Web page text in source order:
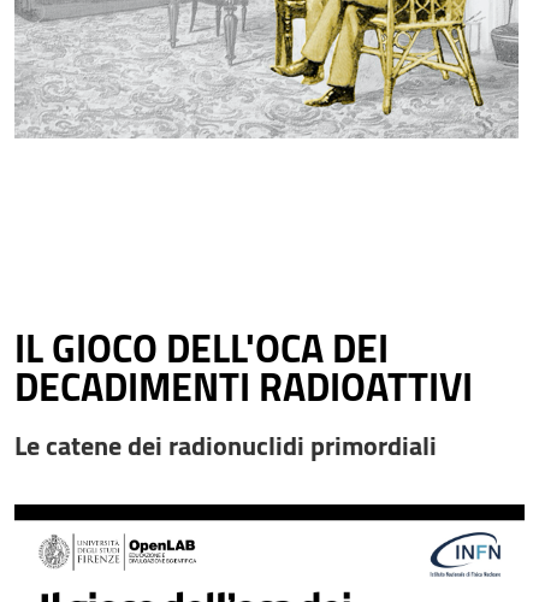
IL GIOCO DELL'OCA DEI
DECADIMENTI RADIOATTIVI
Le catene dei radionuclidi primordiali